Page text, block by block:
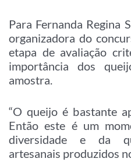
Para Fernanda Regina
organizadora do
etapa de avaliação
importância dos
amostra.
“O queijo é bastante
Então este é um
diversidade e da
artesanais produzidos